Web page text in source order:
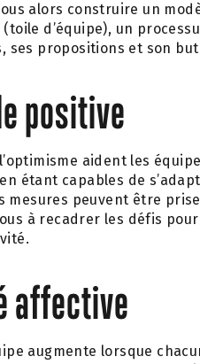
alors construire un
(toile d’équipe), un
ses propositions et son but
positive
aident les
étant capables de
mesures peuvent être
à recadrer les défis
affective
augmente lorsque